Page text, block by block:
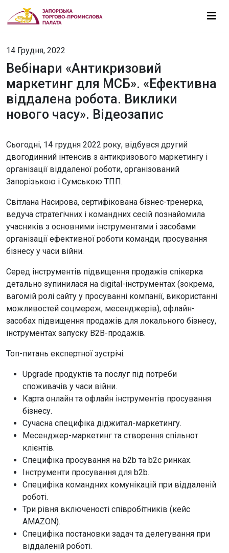
14 Грудня, 2022
Вебінари «Антикризовий
маркетинг для МСБ». «Ефективна
віддалена робота. Виклики
нового часу». Відеозапис
Сьогодні, 14 грудня 2022 року, відбувся другий
двогодинний інтенсив з антикризового маркетингу і
організації віддаленої роботи, організований
Запорізькою і Сумською ТПП.
Світлана Насирова, сертифікована бізнес-тренерка,
ведуча стратегічних і командних сесій познайомила
учасників з основними інструментами і засобами
організації ефективної роботи команди, просування
бізнесу у часи війни.
Серед інструментів підвищення продажів спікерка
детально зупинилася на digital-інструментах (зокрема,
вагомій ролі сайту у просуванні компанії, використанні
можливостей соцмереж, месенджерів), офлайн-
засобах підвищення продажів для локального бізнесу,
інструментах запуску В2В-продажів.
Топ-питань експертної зустрічі:
Upgrade продуктів та послуг під потреби
споживачів у часи війни.
Карта онлайн та офлайн інструментів просування
бізнесу.
Сучасна специфіка діджитал-маркетингу.
Месенджер-маркетинг та створення спільнот
клієнтів.
Специфіка просування на b2b та b2c ринках.
Інструменти просування для b2b.
Специфіка командних комунікацій при віддаленій
роботі.
Три рівня включеності співробітників (кейс
AMAZON).
Специфіка постановки задач та делегування при
віддаленій роботі.